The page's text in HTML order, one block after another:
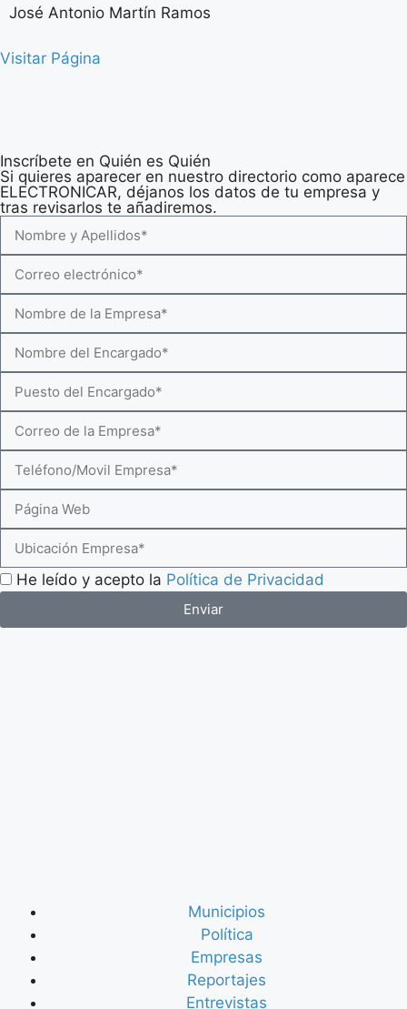
José Antonio Martín Ramos
Visitar Página
Inscríbete en Quién es Quién
Si quieres aparecer en nuestro directorio como aparece
ELECTRONICAR, déjanos los datos de tu empresa y
tras revisarlos te añadiremos.
He leído y acepto la Política de Privacidad
Enviar
Municipios
Política
Empresas
Reportajes
Entrevistas